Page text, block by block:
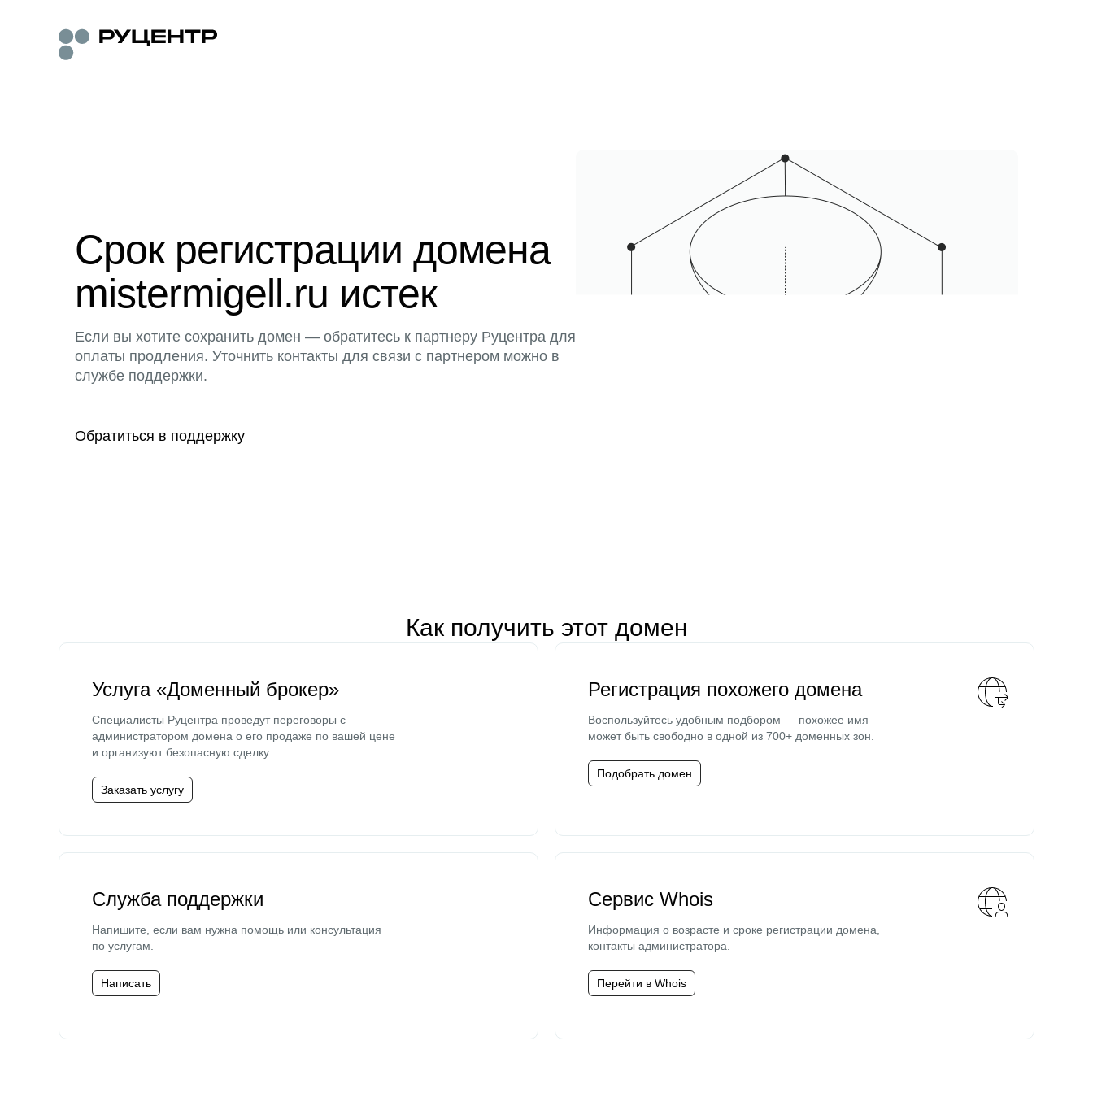
Срок регистрации домена
mistermigell.ru истек
Если вы хотите сохранить домен — обратитесь к партнеру Руцентра для
оплаты продления. Уточнить контакты для связи с партнером можно в
службе поддержки.
Обратиться в поддержку
Как получить этот домен
Услуга «Доменный брокер»
Специалисты Руцентра проведут переговоры с
администратором домена о его продаже по вашей цене
и организуют безопасную сделку.
Заказать услугу
Регистрация похожего домена
Воспользуйтесь удобным подбором — похожее имя
может быть свободно в одной из 700+ доменных зон.
Подобрать домен
Служба поддержки
Напишите, если вам нужна помощь или консультация
по услугам.
Написать
Сервис Whois
Информация о возрасте и сроке регистрации домена,
контакты администратора.
Перейти в Whois